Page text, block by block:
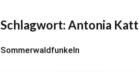
Schlagwort: Antonia Katt
Sommerwaldfunkeln